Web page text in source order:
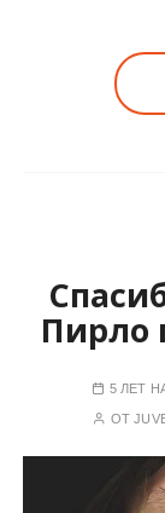
Пирло
5 ЛЕТ
ОТ